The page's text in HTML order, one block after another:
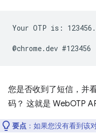
Your OTP is: 123456.
您是否收到了短信，并
码？ 这就是 WebOTP
要点 ：如果您没有看到该